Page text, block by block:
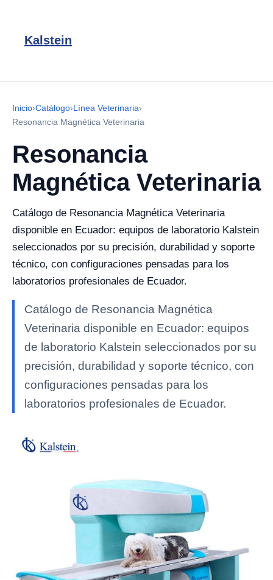
Kalstein
Inicio›Catálogo›Línea Veterinaria›
Resonancia Magnética Veterinaria
Resonancia
Magnética Veterinaria
Catálogo de Resonancia Magnética Veterinaria
disponible en Ecuador: equipos de laboratorio Kalstein
seleccionados por su precisión, durabilidad y soporte
técnico, con configuraciones pensadas para los
laboratorios profesionales de Ecuador.
Catálogo de Resonancia Magnética
Veterinaria disponible en Ecuador: equipos
de laboratorio Kalstein seleccionados por su
precisión, durabilidad y soporte técnico, con
configuraciones pensadas para los
laboratorios profesionales de Ecuador.